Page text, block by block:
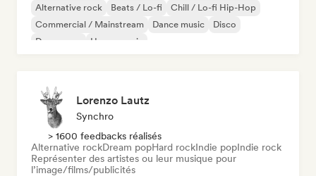
Alternative rock Beats / Lo-fi
Chill / Lo-fi Hip-Hop
Commercial / Mainstream
Dance music
Disco
Dream pop
House music
Lorenzo Lautz
Synchro
> 1600 feedbacks réalisés
Alternative rockDream popHard rockIndie popIndie rock
Représenter des artistes ou leur musique pour
l’image/films/publicités